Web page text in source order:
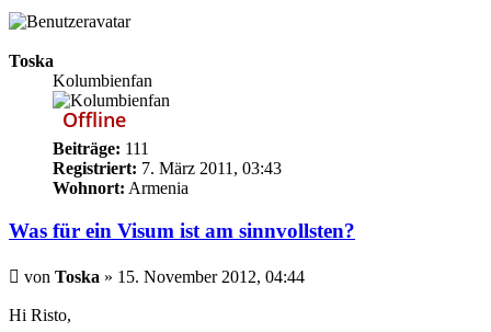
Toska
Kolumbienfan
Offline
Beiträge: 111
Registriert: 7. März 2011, 03:43
Wohnort: Armenia
Was für ein Visum ist am sinnvollsten?
Beitrag
von Toska » 15. November 2012, 04:44
Hi Risto,